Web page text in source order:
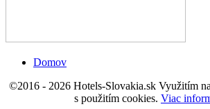
Domov
©2016 - 2026 Hotels-Slovakia.sk Využitím
s použitím cookies. Viac